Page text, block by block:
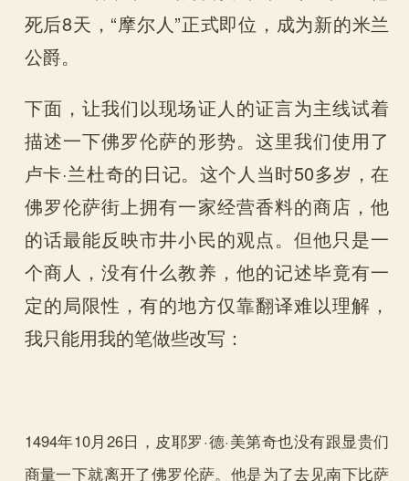
死后8天，“摩尔人”正式即位，成为新的米兰
公爵。
下面，让我们以现场证人的证言为主线试着
描述一下佛罗伦萨的形势。这里我们使用了
卢卡·兰杜奇的日记。这个人当时50多岁，在
佛罗伦萨街上拥有一家经营香料的商店，他
的话最能反映市井小民的观点。但他只是一
个商人，没有什么教养，他的记述毕竟有一
定的局限性，有的地方仅靠翻译难以理解，
我只能用我的笔做些改写：
1494年10月26日，皮耶罗·德·美第奇也没有跟显贵们
商量一下就离开了佛罗伦萨。他是为了去见南下比萨